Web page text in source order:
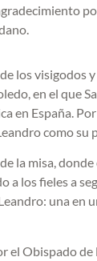
los visigodos
en el que
en España.
como su
la misa,
a los fieles a
una en
el Obispado